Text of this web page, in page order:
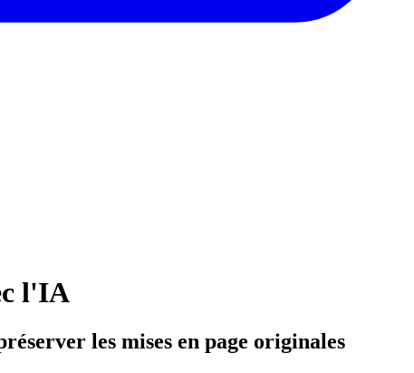
l'IA
les mises en page originales